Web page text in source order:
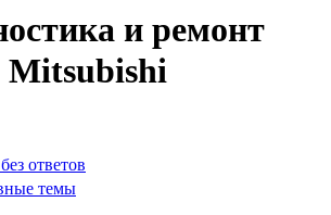
и ремонт
Mitsubishi
ответов
темы